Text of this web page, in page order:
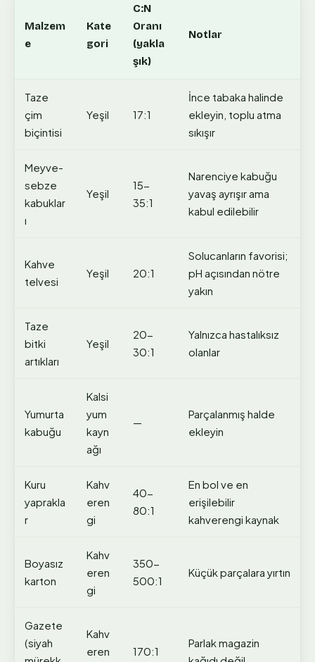
Malzem
e
Kate
gori
C:N
Oranı
(yakla
şık)
Notlar
Taze
çim
biçintisi
Yeşil 17:1
İnce tabaka halinde
ekleyin, toplu atma
sıkışır
Meyve-
sebze
kabuklar
ı
Yeşil
15-
35:1
Narenciye kabuğu
yavaş ayrışır ama
kabul edilebilir
Kahve
telvesi
Yeşil 20:1
Solucanların favorisi;
pH açısından nötre
yakın
Taze
bitki
artıkları
Yeşil
20-
30:1
Yalnızca hastalıksız
olanlar
Yumurta
kabuğu
Kalsi
yum
kayn
ağı
—
Parçalanmış halde
ekleyin
Kuru
yaprakla
r
Kahv
eren
gi
40-
80:1
En bol ve en
erişilebilir
kahverengi kaynak
Boyasız
karton
Kahv
eren
gi
350-
500:1
Küçük parçalara yırtın
Gazete
(siyah
Kahv
eren
170:1
Parlak magazin